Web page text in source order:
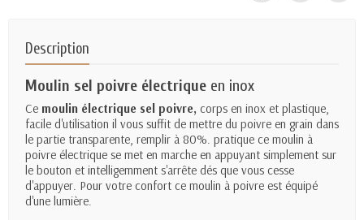
Description
Moulin sel poivre électrique en inox
Ce moulin électrique sel poivre, corps en inox et plastique,
facile d'utilisation il vous suffit de mettre du poivre en grain dans
le partie transparente, remplir à 80%. pratique ce moulin à
poivre électrique se met en marche en appuyant simplement sur
le bouton et intelligemment s'arrête dés que vous cesse
d'appuyer. Pour votre confort ce moulin à poivre est équipé
d'une lumière.